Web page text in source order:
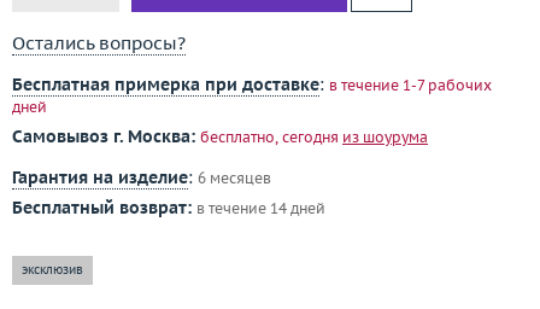
Остались вопросы?
Бесплатная примерка при доставке: в течение 1-7 рабочих
дней
Самовывоз г. Москва: бесплатно, сегодня из шоурума
Гарантия на изделие: 6 месяцев
Бесплатный возврат: в течение 14 дней
эксклюзив